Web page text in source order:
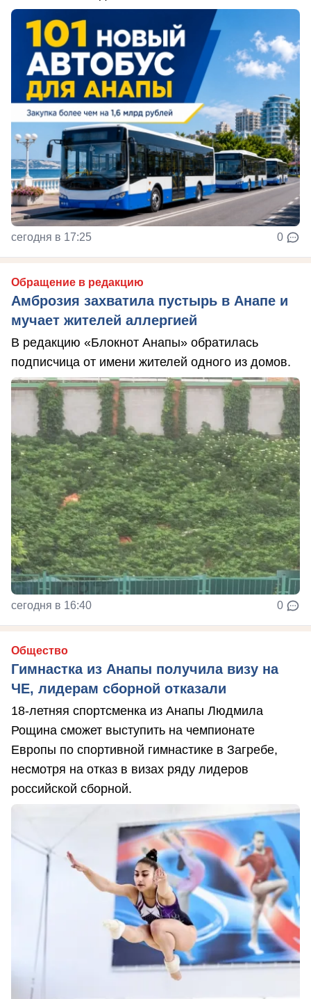
сегодня в 17:25 0
Обращение в редакцию
Амброзия захватила пустырь в Анапе и
мучает жителей аллергией
В редакцию «Блокнот Анапы» обратилась
подписчица от имени жителей одного из домов.
сегодня в 16:40 0
Общество
Гимнастка из Анапы получила визу на
ЧЕ, лидерам сборной отказали
18-летняя спортсменка из Анапы Людмила
Рощина сможет выступить на чемпионате
Европы по спортивной гимнастике в Загребе,
несмотря на отказ в визах ряду лидеров
российской сборной.